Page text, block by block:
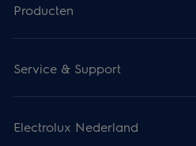
Producten
Service & Support
Electrolux Nederland